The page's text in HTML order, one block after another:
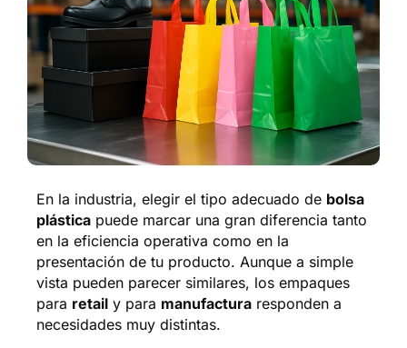
En la industria, elegir el tipo adecuado de bolsa
plástica puede marcar una gran diferencia tanto
en la eficiencia operativa como en la
presentación de tu producto. Aunque a simple
vista pueden parecer similares, los empaques
para retail y para manufactura responden a
necesidades muy distintas.